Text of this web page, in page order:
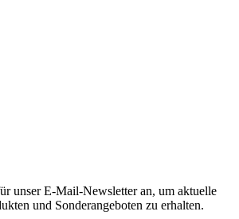
unser E-Mail-Newsletter an, um aktuelle
und Sonderangeboten zu erhalten.